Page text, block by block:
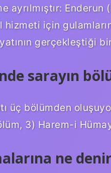
ayrılmıştır:
hizmeti için
gerçekleştiği
sarayın
üç bölümden
3) Harem-i
ne